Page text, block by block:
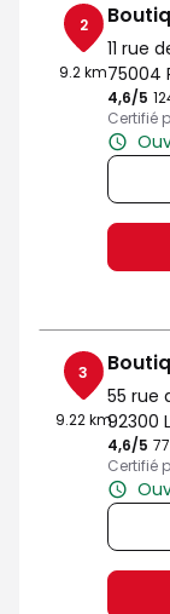
2
9.2 km
11 rue
75004
4,6/5
Certifié
3
9.22 km
55 rue
92300
4,6/5
Certifié